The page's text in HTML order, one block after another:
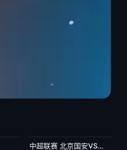
已完结 5.0
中超联赛 北京国安VS深圳新鹏城20260807